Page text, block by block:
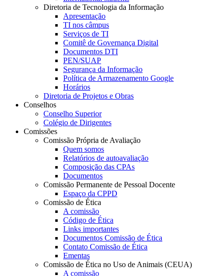
Diretoria de Tecnologia da Informação
Apresentação
TI nos câmpus
Serviços de TI
Comitê de Governança Digital
Documentos DTI
PEN/SUAP
Segurança da Informação
Política de Armazenamento Google
Horários
Diretoria de Projetos e Obras
Conselhos
Conselho Superior
Colégio de Dirigentes
Comissões
Comissão Própria de Avaliação
Quem somos
Relatórios de autoavaliação
Composição das CPAs
Documentos
Comissão Permanente de Pessoal Docente
Espaço da CPPD
Comissão de Ética
A comissão
Código de Ética
Links importantes
Documentos Comissão de Ética
Contato Comissão de Ética
Ementas
Comissão de Ética no Uso de Animais (CEUA)
A comissão